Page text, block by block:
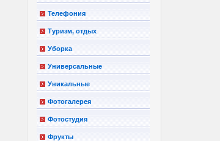
Телефония
Туризм, отдых
Уборка
Универсальные
Уникальные
Фотогалерея
Фотостудия
Фрукты